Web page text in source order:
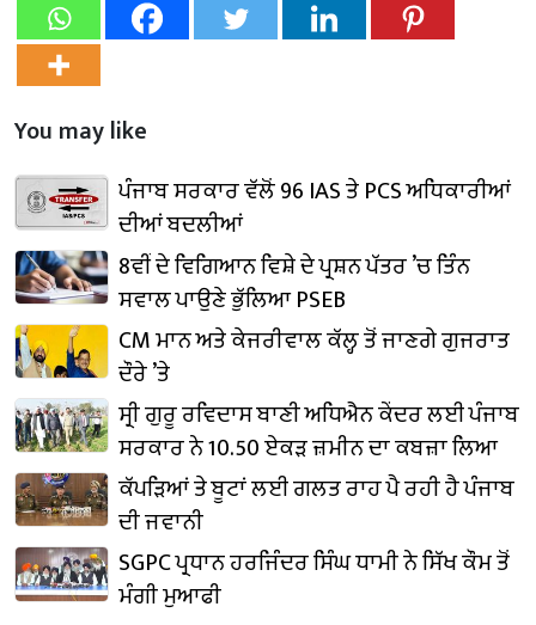
You may like
ਪੰਜਾਬ ਸਰਕਾਰ ਵੱਲੋਂ 96 IAS ਤੇ PCS ਅਧਿਕਾਰੀਆਂ
ਦੀਆਂ ਬਦਲੀਆਂ
8ਵੀਂ ਦੇ ਵਿਗਿਆਨ ਵਿਸ਼ੇ ਦੇ ਪ੍ਰਸ਼ਨ ਪੱਤਰ ’ਚ ਤਿੰਨ
ਸਵਾਲ ਪਾਉਣੇ ਭੁੱਲਿਆ PSEB
CM ਮਾਨ ਅਤੇ ਕੇਜਰੀਵਾਲ ਕੱਲ੍ਹ ਤੋਂ ਜਾਣਗੇ ਗੁਜਰਾਤ
ਦੌਰੇ ’ਤੇ
ਸ੍ਰੀ ਗੁਰੂ ਰਵਿਦਾਸ ਬਾਣੀ ਅਧਿਐਨ ਕੇਂਦਰ ਲਈ ਪੰਜਾਬ
ਸਰਕਾਰ ਨੇ 10.50 ਏਕੜ ਜ਼ਮੀਨ ਦਾ ਕਬਜ਼ਾ ਲਿਆ
ਕੱਪੜਿਆਂ ਤੇ ਬੂਟਾਂ ਲਈ ਗਲਤ ਰਾਹ ਪੈ ਰਹੀ ਹੈ ਪੰਜਾਬ
ਦੀ ਜਵਾਨੀ
SGPC ਪ੍ਰਧਾਨ ਹਰਜਿੰਦਰ ਸਿੰਘ ਧਾਮੀ ਨੇ ਸਿੱਖ ਕੌਮ ਤੋਂ
ਮੰਗੀ ਮੁਆਫੀ